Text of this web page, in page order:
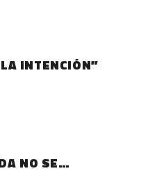
INTENCIÓN”
NO SE